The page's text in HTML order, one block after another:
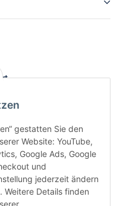
gestatten Sie den
Website: YouTube,
Google Ads, Google
und
jederzeit ändern
Details finden
Deutschlands
bei Bestellungen